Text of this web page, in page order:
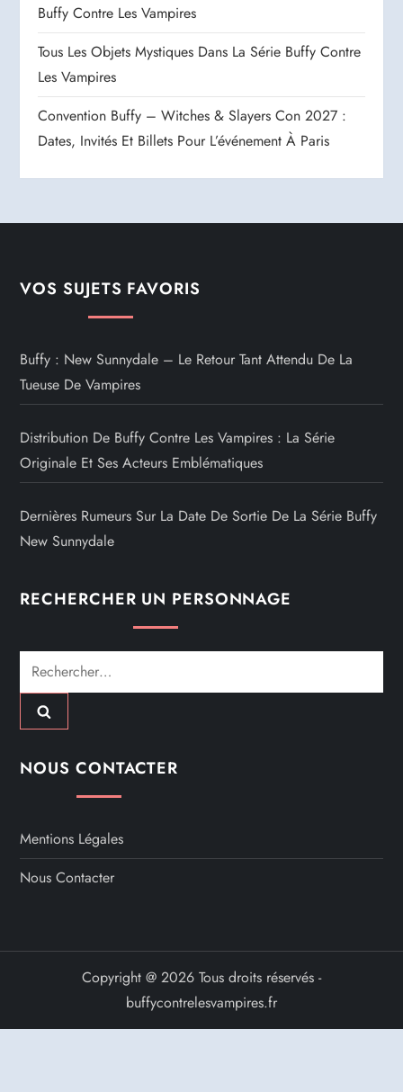
Buffy Contre Les Vampires
Tous Les Objets Mystiques Dans La Série Buffy Contre
Les Vampires
Convention Buffy – Witches & Slayers Con 2027 :
Dates, Invités Et Billets Pour L’événement À Paris
VOS SUJETS FAVORIS
Buffy : New Sunnydale – Le Retour Tant Attendu De La
Tueuse De Vampires
Distribution De Buffy Contre Les Vampires : La Série
Originale Et Ses Acteurs Emblématiques
Dernières Rumeurs Sur La Date De Sortie De La Série Buffy
New Sunnydale
RECHERCHER UN PERSONNAGE
Rechercher :
NOUS CONTACTER
Mentions Légales
Nous Contacter
Copyright @ 2026 Tous droits réservés -
buffycontrelesvampires.fr